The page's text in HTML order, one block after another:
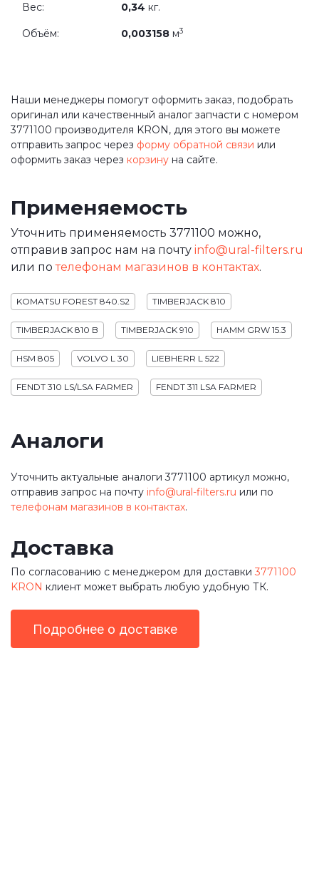
Вес: 0,34 кг.
Объём: 0,003158 м3
Наши менеджеры помогут оформить заказ, подобрать
оригинал или качественный аналог запчасти с номером
3771100 производителя KRON, для этого вы можете
отправить запрос через форму обратной связи или
оформить заказ через корзину на сайте.
Применяемость
Уточнить применяемость 3771100 можно,
отправив запрос нам на почту info@ural-filters.ru
или потелефонам магазинов в контактах.
KOMATSU FOREST 840.S2 TIMBERJACK 810
TIMBERJACK 810 B TIMBERJACK 910 HAMM GRW 15.3
HSM 805 VOLVO L 30 LIEBHERR L 522
FENDT 310 LS/LSA FARMER FENDT 311 LSA FARMER
Аналоги
Уточнить актуальные аналоги 3771100 артикул можно,
отправив запрос на почту info@ural-filters.ru или по
телефонам магазинов в контактах.
Доставка
По согласованию с менеджером для доставки 3771100
KRON клиент может выбрать любую удобную ТК.
Подробнее о доставке